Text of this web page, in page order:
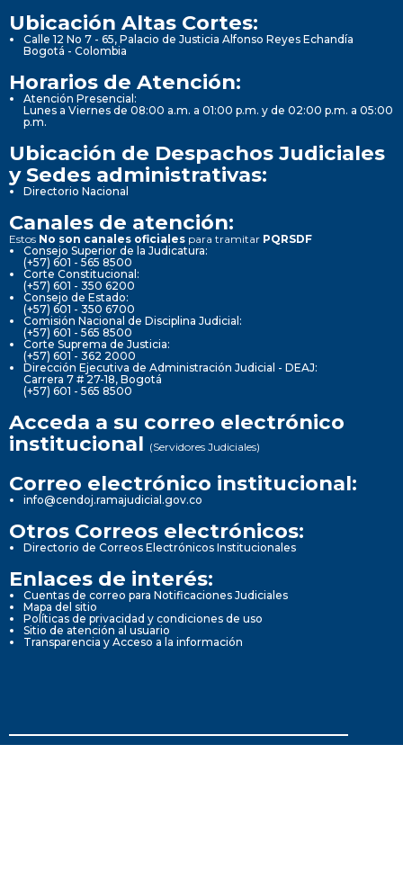
Ubicación Altas Cortes:
Calle 12 No 7 - 65, Palacio de Justicia Alfonso Reyes Echandía
Bogotá - Colombia
Horarios de Atención:
Atención Presencial:
Lunes a Viernes de 08:00 a.m. a 01:00 p.m. y de 02:00 p.m. a 05:00
p.m.
Ubicación de Despachos Judiciales
y Sedes administrativas:
Directorio Nacional
Canales de atención:
Estos No son canales oficiales para tramitar PQRSDF
Consejo Superior de la Judicatura:
(+57) 601 - 565 8500
Corte Constitucional:
(+57) 601 - 350 6200
Consejo de Estado:
(+57) 601 - 350 6700
Comisión Nacional de Disciplina Judicial:
(+57) 601 - 565 8500
Corte Suprema de Justicia:
(+57) 601 - 362 2000
Dirección Ejecutiva de Administración Judicial - DEAJ:
Carrera 7 # 27-18, Bogotá
(+57) 601 - 565 8500
Acceda a su correo electrónico
institucional (Servidores Judiciales)
Correo electrónico institucional:
info@cendoj.ramajudicial.gov.co
Otros Correos electrónicos:
Directorio de Correos Electrónicos Institucionales
Enlaces de interés:
Cuentas de correo para Notificaciones Judiciales
Mapa del sitio
Políticas de privacidad y condiciones de uso
Sitio de atención al usuario
Transparencia y Acceso a la información